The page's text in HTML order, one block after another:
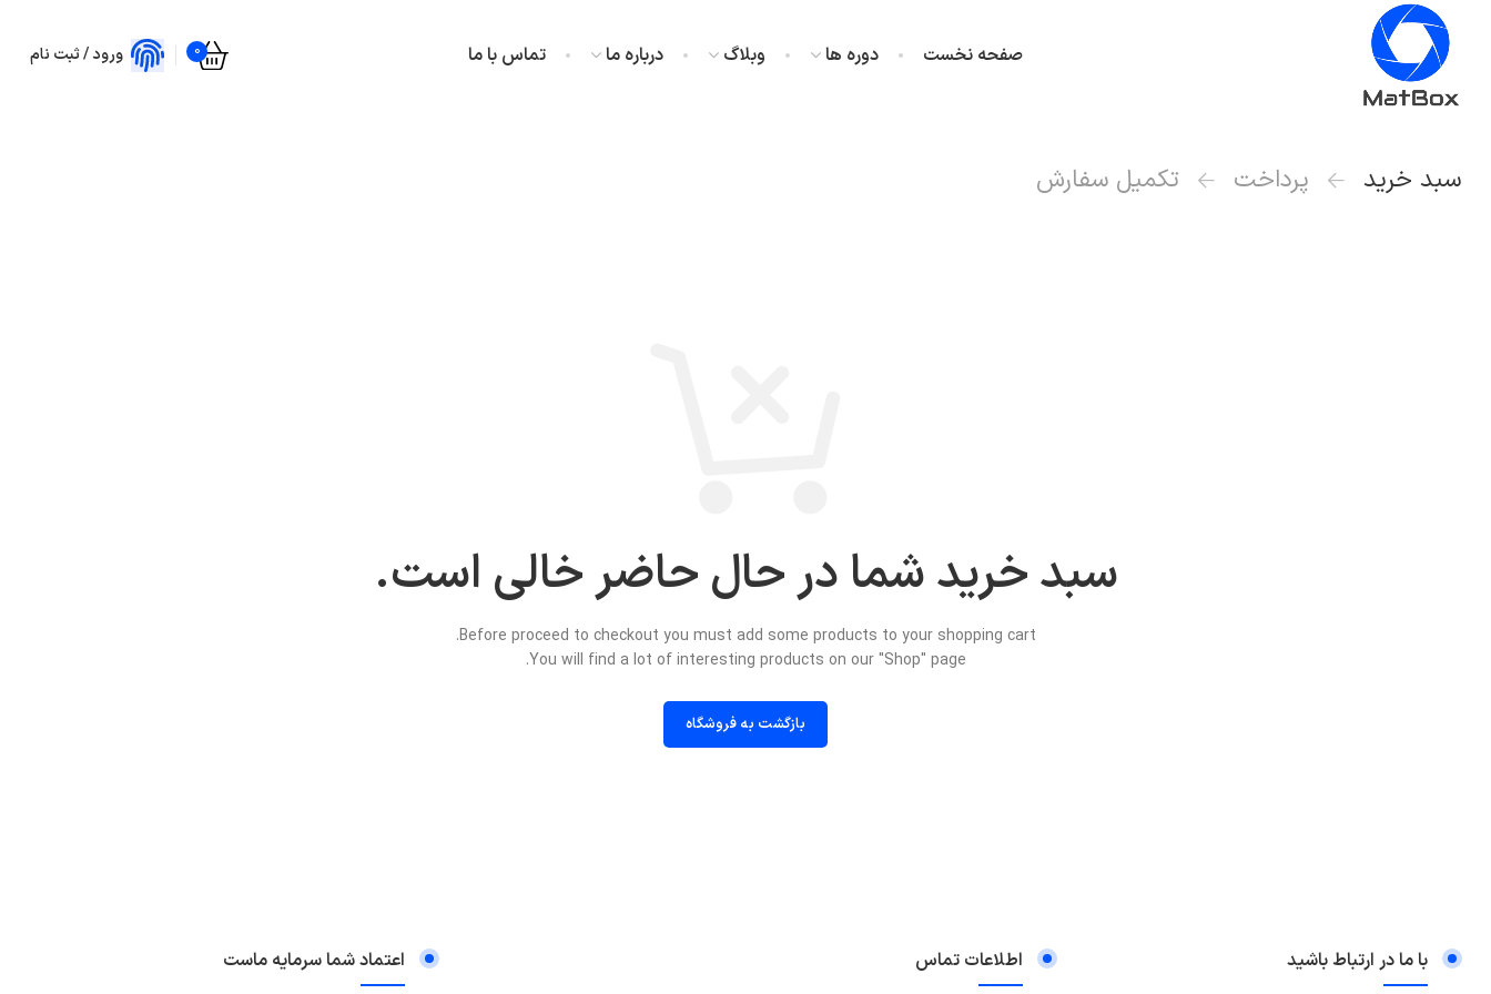
صفحه نخست دوره ها وبلاگ درباره ما تماس با ما 0 ورود / ثبت نام
سبد خرید پرداخت تکمیل سفارش
سبد خرید شما در حال حاضر خالی است.
Before proceed to checkout you must add some products to your shopping cart.
You will find a lot of interesting products on our "Shop" page.
بازگشت به فروشگاه
با ما در ارتباط باشید اطلاعات تماس اعتماد شما سرمایه ماست